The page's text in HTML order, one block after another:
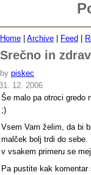
Home
Archive Feed
Srečno in
by piskec
12. 2006
Še malo pa otroci gredo
;)
Vsem Vam želim, da bi
malček bolj trdi do sebe.
v vsakem primeru se
Pa pustite kak komentar